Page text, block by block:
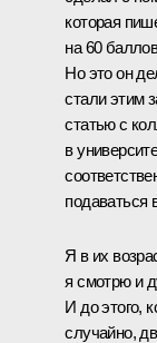
которая
на 60
Но это он
стали этим
статью с
в
подаваться
Я в их
я смотрю и
И до этого,
случайно,